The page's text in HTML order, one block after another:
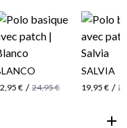
€ / 24,95 €
SALVIA
19,95 € /